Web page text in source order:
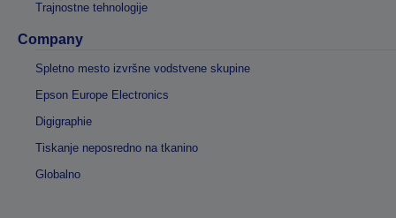
Trajnostne tehnologije
Company
Spletno mesto izvršne vodstvene skupine
Epson Europe Electronics
Digigraphie
Tiskanje neposredno na tkanino
Globalno